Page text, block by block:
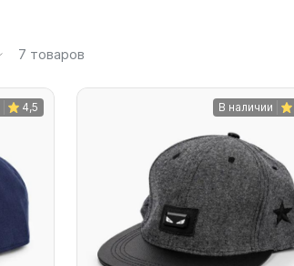
7 товаров
4,5 В наличии